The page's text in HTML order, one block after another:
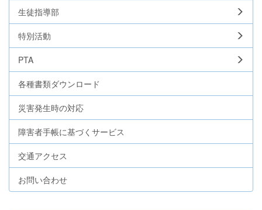
生徒指導部
特別活動
PTA
各種書類ダウンロード
災害発生時の対応
障害者手帳に基づくサービス
交通アクセス
お問い合わせ